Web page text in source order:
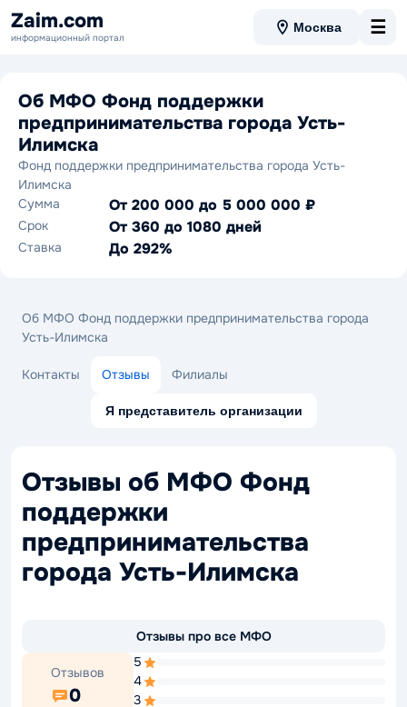
Zaim.com
информационный портал
Москва ☰
Об МФО Фонд поддержки
предпринимательства города Усть-
Илимска
Фонд поддержки предпринимательства города Усть-
Илимска
Сумма
От 200 000 до 5 000 000 ₽
Срок От 360 до 1080 дней
Ставка До 292%
Об МФО Фонд поддержки предпринимательства города
Усть-Илимска
Контакты Отзывы Филиалы
Я представитель организации
Отзывы об МФО Фонд
поддержки
предпринимательства
города Усть-Илимска
Отзывы про все МФО
Отзывов
0
5
4
3